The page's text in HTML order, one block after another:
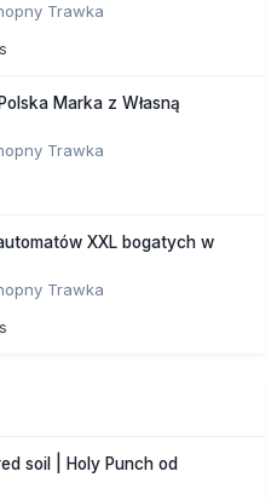
Trawka
Marka z Własną
Trawka
XXL bogatych w
Trawka
soil | Holy Punch od